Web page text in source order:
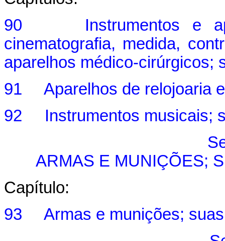
90 Instrumentos e
cinematografia, medida,
aparelhos médico-cirúrgicos;
91 Aparelhos de relojoaria
92 Instrumentos musicais;
ARMAS E MUNIÇÕES;
Capítulo:
93 Armas e munições; suas